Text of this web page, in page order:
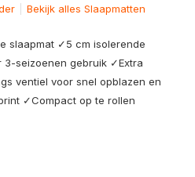
Bekijk alles Slaapmatten
slaapmat ✓5 cm isolerende
seizoenen gebruik ✓Extra
ventiel voor snel opblazen en
✓Compact op te rollen